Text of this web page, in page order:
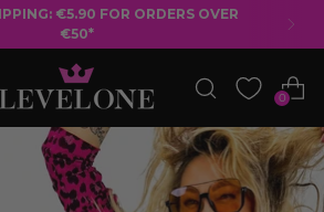
0
ON ORDERS OVER €50